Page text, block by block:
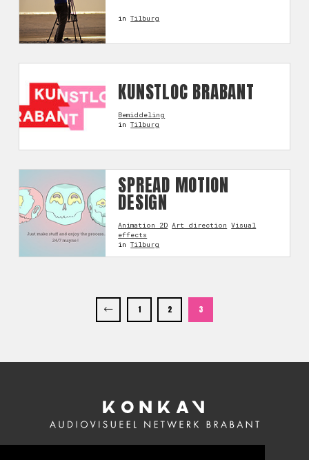
inTilburg
KUNSTLOC BRABANT
Bemiddeling
inTilburg
SPREAD MOTION
DESIGN
Animation 2D Art direction Visual
effects
inTilburg
1 2 3